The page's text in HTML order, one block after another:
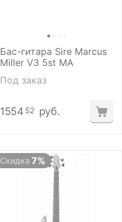
Бас-гитара Sire Marcus
Miller V3 5st MA
Под заказ
1554 52 руб.
Скидка 7%